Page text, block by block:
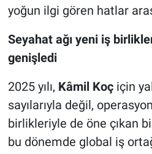
yoğun ilgi gören hatlar
Seyahat ağı yeni iş
genişledi
2025 yılı, Kâmil Koçiçin
sayılarıyla değil,
birlikleriyle de öne çıkan
bu dönemde global iş